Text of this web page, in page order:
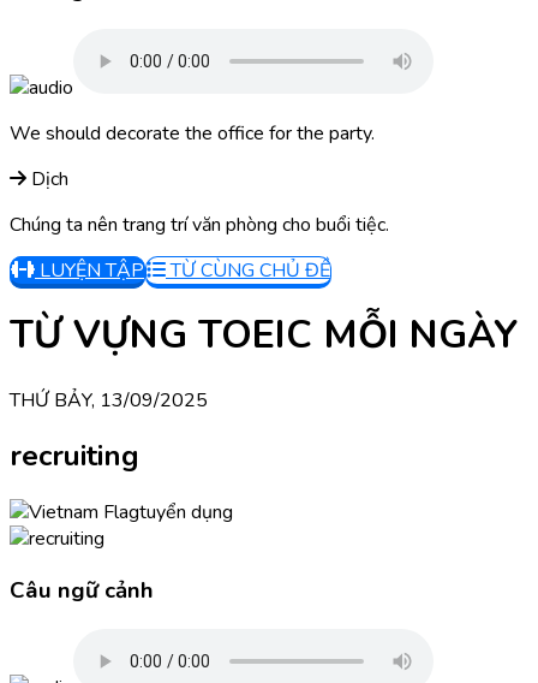
We should decorate the office for the party.
Dịch
Chúng ta nên trang trí văn phòng cho buổi tiệc.
LUYỆN TẬP
TỪ CÙNG CHỦ ĐỀ
TỪ VỰNG TOEIC MỖI NGÀY
THỨ BẢY, 13/09/2025
recruiting
tuyển dụng
Câu ngữ cảnh